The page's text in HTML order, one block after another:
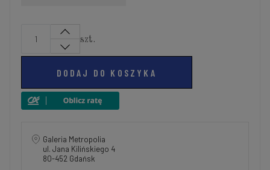
szt.
DODAJ DO KOSZYKA
Galeria Metropolia
ul. Jana Kilińskiego 4
80-452 Gdańsk